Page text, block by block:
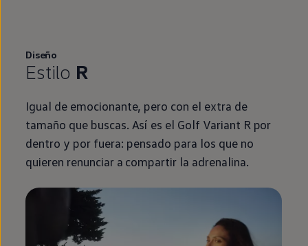
Diseño
Estilo R
Igual de emocionante, pero con el extra de
tamaño que buscas. Así es el Golf Variant R por
dentro y por fuera: pensado para los que no
quieren renunciar a compartir la adrenalina.